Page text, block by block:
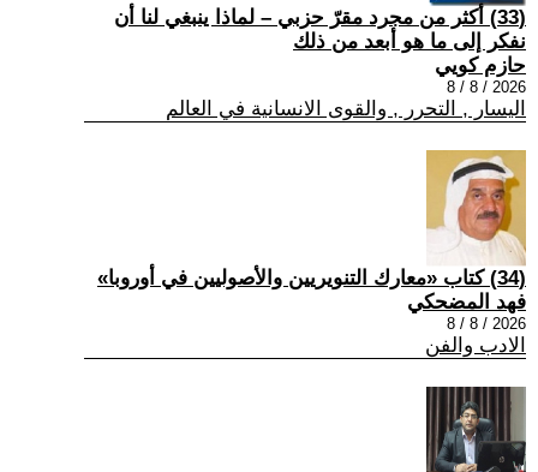
(33) أكثر من مجرد مقرّ حزبي – لماذا ينبغي لنا أن
نفكر إلى ما هو أبعد من ذلك
حازم كويي
2026 / 8 / 8
اليسار , التحرر , والقوى الانسانية في العالم
(34) كتاب «معارك التنويريين والأصوليين في أوروبا»
فهد المضحكي
2026 / 8 / 8
الادب والفن